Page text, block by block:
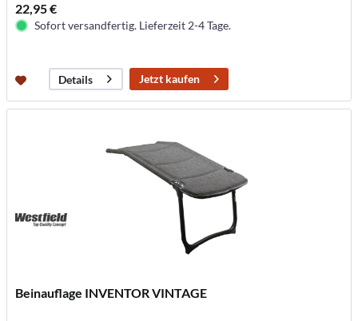
22,95 €
Sofort versandfertig. Lieferzeit 2-4 Tage.
Details Jetzt kaufen
Beinauflage INVENTOR VINTAGE